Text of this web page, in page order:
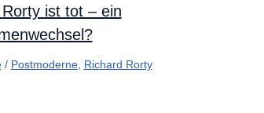
ist tot – ein
/ Postmoderne, Richard Rorty